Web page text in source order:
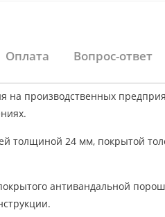
Оплата Вопрос-ответ
на производственных
толщиной 24 мм, покрытой
антивандальной